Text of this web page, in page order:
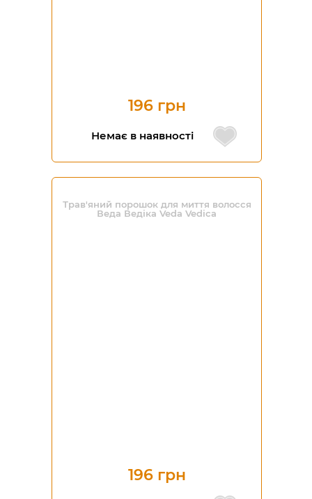
196 грн
Немає в наявності
Трав'яний порошок для миття волосся
Веда Ведіка Veda Vedica
196 грн